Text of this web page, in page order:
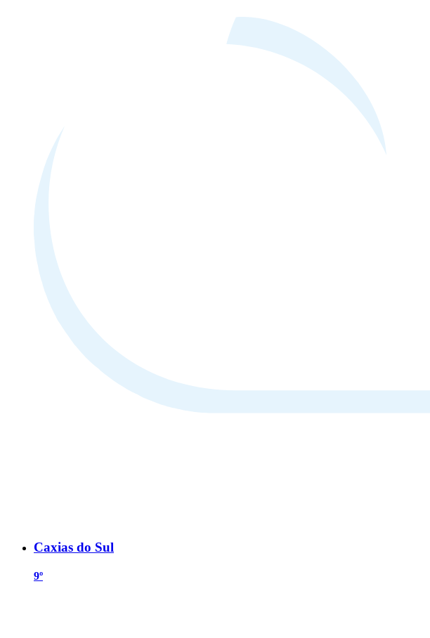
Caxias do Sul
9º